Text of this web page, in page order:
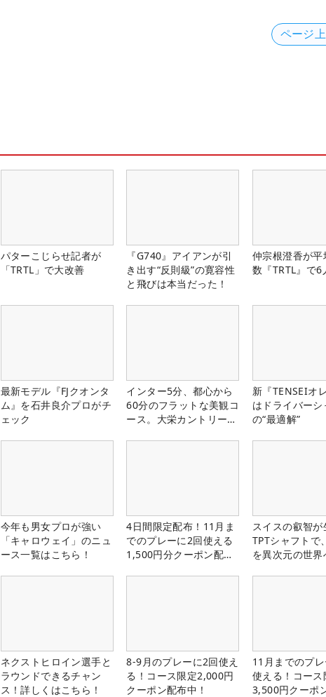
ページ
パターこじらせ記者が
「TRTL」で大改善
『G740』アイアンが引
き出す“反則級”の寛容性
と飛びは本当だった！
仲宗根澄香が平
数『TRTL』で6
最新モデル『FJクオンタ
ム』を石井良介プロがチ
ェック
インター5分、都心から
60分のフラットな美観コ
ース。大栄カントリー俱
新『TENSEIオ
はドライバーシ
の“最適解”
今年も男女プロが強い
「キャロウェイ」のニュ
ース一覧はこちら！
4日間限定配布！11月ま
でのプレーに2回使える
1,500円分クーポン配布
スイスの叡智
TPTシャフトで
を異次元の世界
ネクストヒロイン選手と
ラウンドできるチャン
ス！詳しくはこちら！
8-9月のプレーに2回使え
る！コース限定2,000円
クーポン配布中！
11月までのプ
使える！コース
3,500円クーポ